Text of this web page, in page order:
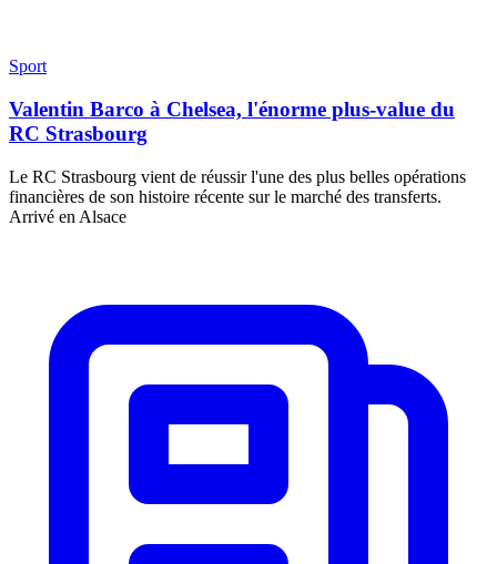
Sport
Valentin Barco à Chelsea, l'énorme plus-value du
RC Strasbourg
Le RC Strasbourg vient de réussir l'une des plus belles opérations
financières de son histoire récente sur le marché des transferts.
Arrivé en Alsace